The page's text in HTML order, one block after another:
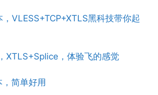
VLESS+TCP+XTLS黑科技带你起
XTLS+Splice，体验飞的感觉
简单好用